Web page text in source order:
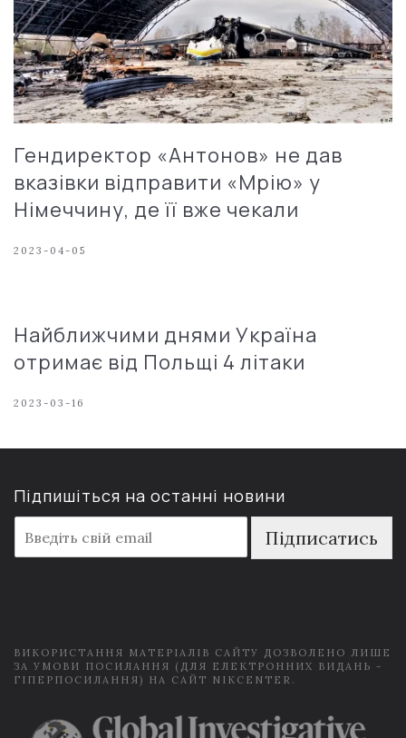
Гендиректор «Антонов» не дав
вказівки відправити «Мрію» у
Німеччину, де її вже чекали
2023-04-05
Найближчими днями Україна
отримає від Польщі 4 літаки
2023-03-16
Підпишіться на останні новини
m
a
Підписатись
ВИКОРИСТАННЯ МАТЕРІАЛІВ САЙТУ ДОЗВОЛЕНО ЛИШЕ
ЗА УМОВИ ПОСИЛАННЯ (ДЛЯ ЕЛЕКТРОННИХ ВИДАНЬ -
ГІПЕРПОСИЛАННЯ) НА САЙТ NIKCENTER.